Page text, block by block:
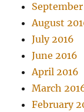
August
July 2016
June 2016
April 2016
March
February